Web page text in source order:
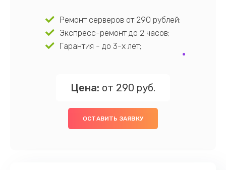
Ремонт серверов от 290 рублей;
Экспресс-ремонт до 2 часов;
Гарантия - до 3-х лет;
Цена: от 290 руб.
ОСТАВИТЬ ЗАЯВКУ